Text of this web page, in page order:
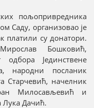
пољопривредника
Саду, организовао је
платили су донатори.
Бошковић,
одбора Јединствене
народни посланик
Старчевић, начелник
Милосављевић и
Лука Дачић.